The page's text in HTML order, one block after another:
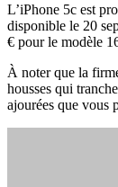
L’iPhone 5c est
disponible le 20
€ pour le modèle
À noter que la
housses qui
ajourées que vous